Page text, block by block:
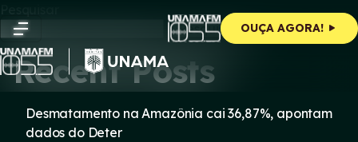
content
OUÇA AGORA!
Pesquisar
Pesquisar
Recent Posts
Desmatamento na Amazônia cai 36,87%, apontam
dados do Deter